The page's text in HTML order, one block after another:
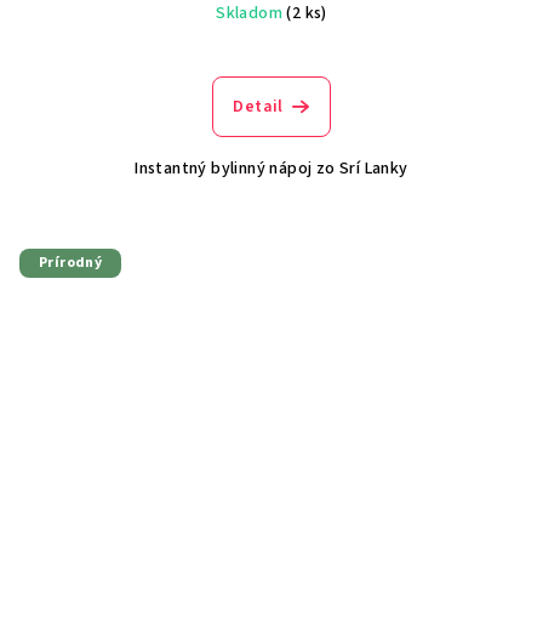
Skladom(2 ks)
Detail
Instantný bylinný nápoj zo Srí Lanky
Prírodný